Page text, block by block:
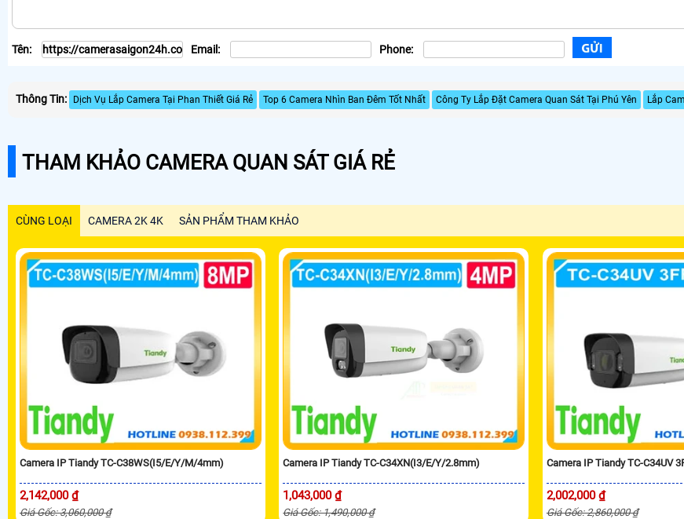
Tên: Email: Phone:
Thông Tin: Dịch Vụ Lắp Camera Tại Phan Thiết Giá Rẻ Top 6 Camera Nhìn Ban Đêm Tốt Nhất Công Ty Lắp Đặt Camera Quan Sát Tại Phú Yên Lắp
THAM KHẢO CAMERA QUAN SÁT GIÁ RẺ
CÙNG LOẠI CAMERA 2K 4K SẢN PHẨM THAM KHẢO
Camera IP Tiandy TC-C38WS(I5/E/Y/M/4mm)
2,142,000 ₫
Giá Gốc: 3,060,000 ₫
Camera IP Tiandy TC-C34XN(I3/E/Y/2.8mm)
1,043,000 ₫
Giá Gốc: 1,490,000 ₫
Camera IP Tiandy TC-C34UV
2,002,000 ₫
Giá Gốc: 2,860,000 ₫